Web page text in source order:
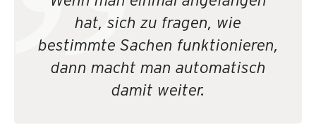
hat, sich zu fragen, wie
bestimmte Sachen funktionieren,
dann macht man automatisch
damit weiter.